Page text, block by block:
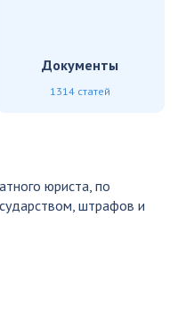
Документы
1314 статей
юриста, по
штрафов и